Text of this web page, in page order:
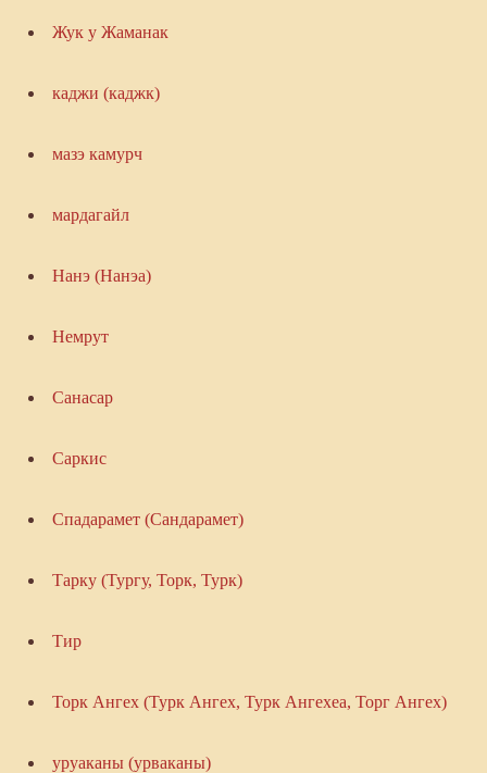
Жук у Жаманак
каджи (каджк)
мазэ камурч
мардагайл
Нанэ (Нанэа)
Немрут
Санасар
Саркис
Спадарамет (Сандарамет)
Тарку (Тургу, Торк, Турк)
Тир
Торк Ангех (Турк Ангех, Турк Ангехеа, Торг Ангех)
уруаканы (урваканы)